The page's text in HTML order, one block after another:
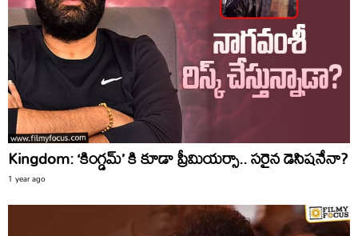
Kingdom: ‘కింగ్డమ్’ కి కూడా ప్రీమియర్సా.. సరైన డెసిషనేనా?
1 year ago